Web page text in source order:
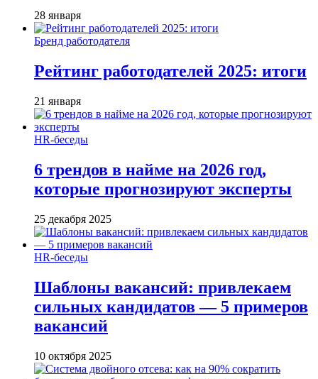
28 января
Бренд работодателя
Рейтинг работодателей 2025: итоги
21 января
HR-беседы
6 трендов в найме на 2026 год,
которые прогнозируют эксперты
25 декабря 2025
HR-беседы
Шаблоны вакансий: привлекаем
сильных кандидатов — 5 примеров
вакансий
10 октября 2025